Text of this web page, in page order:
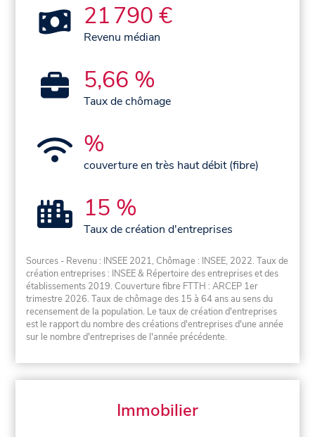
21 790 €
Revenu médian
5,66 %
Taux de chômage
%
couverture en très haut débit (fibre)
15 %
Taux de création d'entreprises
Sources - Revenu : INSEE 2021, Chômage : INSEE, 2022. Taux de
création entreprises : INSEE & Répertoire des entreprises et des
établissements 2019. Couverture fibre FTTH : ARCEP 1er
trimestre 2026. Taux de chômage des 15 à 64 ans au sens du
recensement de la population. Le taux de création d'entreprises
est le rapport du nombre des créations d'entreprises d'une année
sur le nombre d'entreprises de l'année précédente.
Immobilier